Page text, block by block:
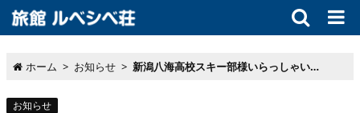
ホーム > お知らせ > 新潟八海高校スキー部様いらっしゃいませ！
お知らせ